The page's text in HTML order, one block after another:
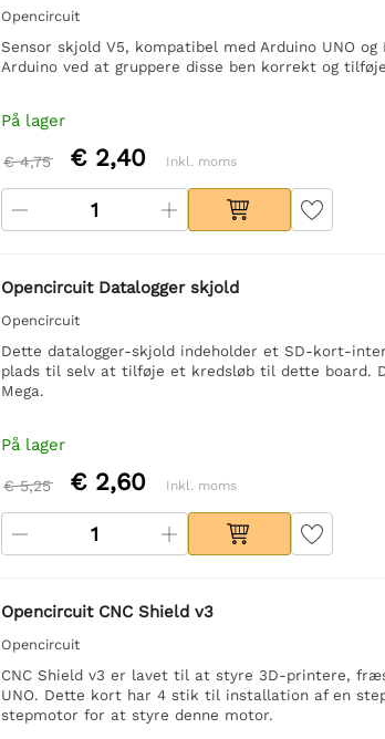
Opencircuit
Sensor skjold V5, kompatibel med Arduino UNO
Arduino ved at gruppere disse ben korrekt og
På lager
€ 4,75 € 2,40 Inkl. moms
Opencircuit Datalogger skjold
Opencircuit
Dette datalogger-skjold indeholder et SD-kort-
plads til selv at tilføje et kredsløb til dette board.
Mega.
På lager
€ 5,25 € 2,60 Inkl. moms
Opencircuit CNC Shield v3
Opencircuit
CNC Shield v3 er lavet til at styre 3D-printere,
UNO. Dette kort har 4 stik til installation af en
stepmotor for at styre denne motor.